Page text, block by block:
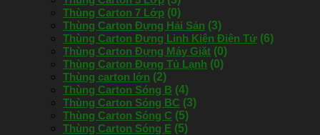
Thùng Carton 7 Lớp (0)
Thùng Carton Đựng Hải Sản (3)
Thùng Carton Đựng Linh Kiện Điện Tử (6)
Thùng Carton Đựng Máy Giặt (0)
Thùng Carton Đựng Tủ Lạnh (0)
Thùng carton lớn (2)
Thùng Carton Sóng B (4)
Thùng Carton Sóng BC (3)
Thùng Carton Sóng C (5)
Thùng Carton Sóng E (5)